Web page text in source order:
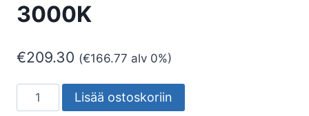
3000K
€209.30 (€166.77 alv 0%)
SEINÄVALAISIN
ULKO
Lisää ostoskoriin